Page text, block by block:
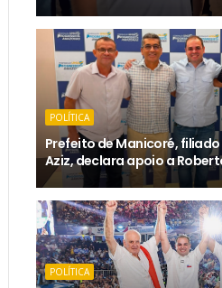
POLÍTICA
Prefeito de Manicoré,
Aziz, declara apoio a
POLÍTICA